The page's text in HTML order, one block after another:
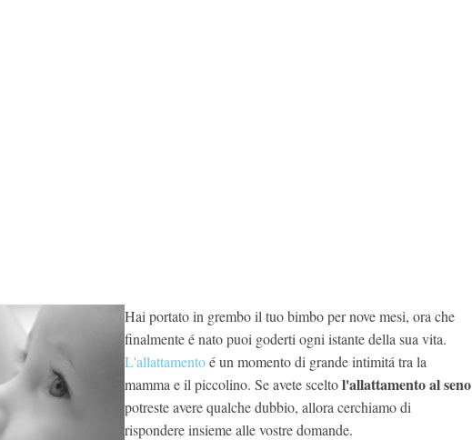
Hai portato in grembo il tuo bimbo per nove mesi, ora che
finalmente é nato puoi goderti ogni istante della sua vita.
L'allattamentoé un momento di grande intimitá tra la
mamma e il piccolino. Se avete sceltol'allattamento al seno
potreste avere qualche dubbio, allora cerchiamo di
rispondere insieme alle vostre domande.